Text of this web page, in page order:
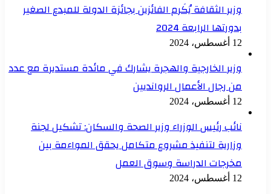
وزير الثقافة يُكَرم الفائزين بجائزة الدولة للمبدع الصغير
بدورتها الرابعة 2024
12 أغسطس، 2024
وزير الخارجية والهجرة يشارك في مائدة مستديرة مع عدد
من رجال الأعمال الروانديين
12 أغسطس، 2024
نائب رئيس الوزراء وزير الصحة والسكان: تشكيل لجنة
وزارية لتنفيذ مشروع متكامل يحقق المواءمة بين
مخرجات الدراسة وسوق العمل
12 أغسطس، 2024